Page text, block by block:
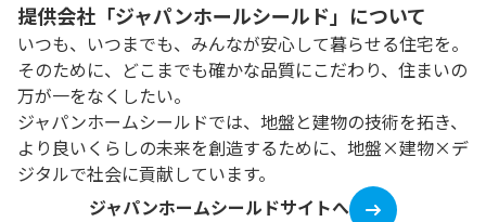
提供会社「ジャパンホールシールド」について
いつも、いつまでも、みんなが安心して暮らせる住宅を。
そのために、どこまでも確かな品質にこだわり、住まいの
万が一をなくしたい。
ジャパンホームシールドでは、地盤と建物の技術を拓き、
より良いくらしの未来を創造するために、地盤×建物×デ
ジタルで社会に貢献しています。
ジャパンホームシールドサイトへ